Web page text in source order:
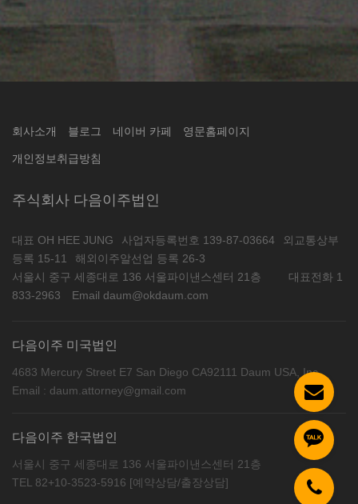
회사소개 블로그 네이버 카페 영문홈페이지
개인정보취급방침
주식회사 다음이주법인
대표 OH HEE JUNG 사업자등록번호 139-87-03664
외교통상부
등록 15-11
해외이주알선업 등록 26-3
서울시 중구 세종대로 136 서울파이낸스센터 21층
대표전화 1
833-2963
Email daum@okdaum.com
다음이주 미국법인
4683 Mercury Street E7 San Diego CA92111 Daum USA, Inc
Email : daum.attorney@gmail.com
다음이주 한국법인
서울시 중구 세종대로 136 서울파이낸스센터 21층
TEL 82+10-3523-5916 [예약상담/출장상담]